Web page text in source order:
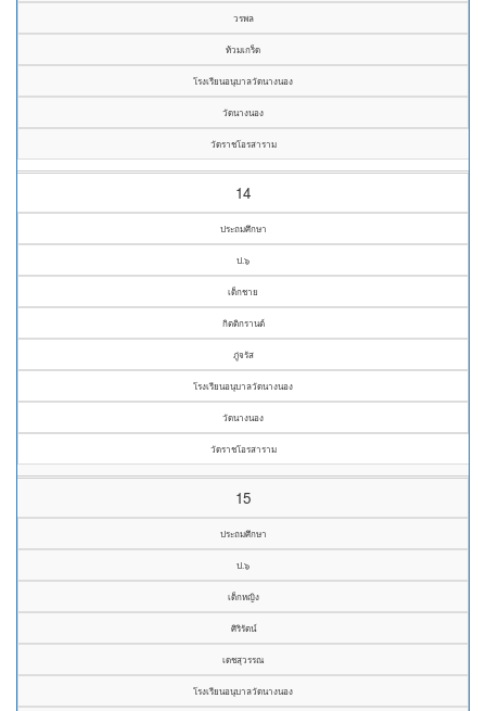
วรพล
ท้วมเกร็ด
โรงเรียนอนุบาลวัดนางนอง
วัดนางนอง
วัดราชโอรสาราม
14
ประถมศึกษา
ป.๖
เด็กชาย
กิตติกรานต์
ภู่จรัส
โรงเรียนอนุบาลวัดนางนอง
วัดนางนอง
วัดราชโอรสาราม
15
ประถมศึกษา
ป.๖
เด็กหญิง
ศิริรัตน์
เดชสุวรรณ
โรงเรียนอนุบาลวัดนางนอง